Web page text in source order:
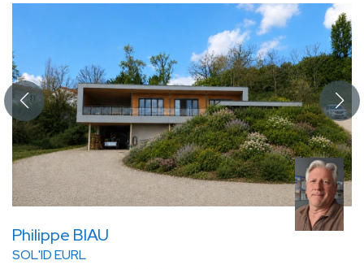
Philippe BIAU
SOL'ID EURL